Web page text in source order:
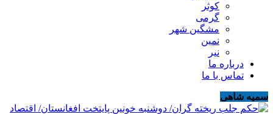
کوثر
گرمی
مشگین شهر
نمین
نیر
درباره ما
تماس با ما
سمیه شاهی